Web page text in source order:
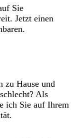
Sie
Jetzt einen
zu Hause und
Als
ich Sie auf Ihrem